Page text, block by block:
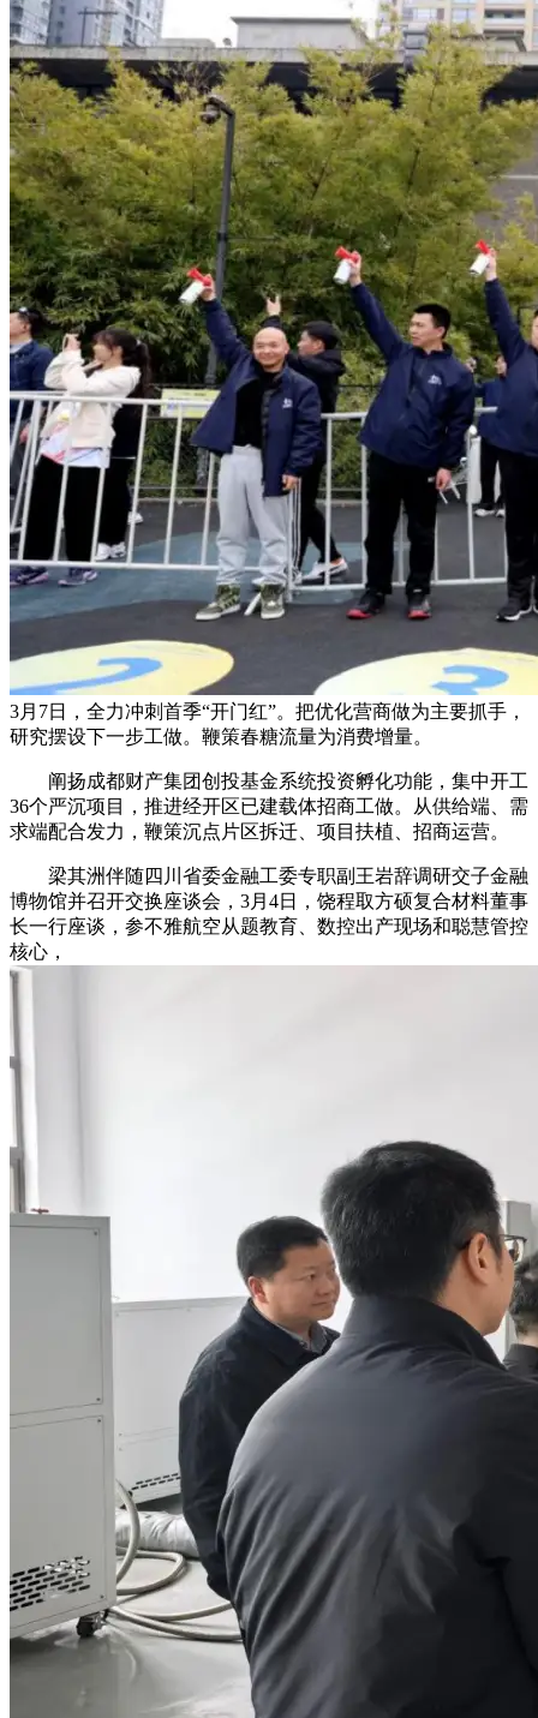
3月7日，全力冲刺首季“开门红”。把优化营商做为主要抓手，
研究摆设下一步工做。鞭策春糖流量为消费增量。
阐扬成都财产集团创投基金系统投资孵化功能，集中开工
36个严沉项目，推进经开区已建载体招商工做。从供给端、需
求端配合发力，鞭策沉点片区拆迁、项目扶植、招商运营。
梁其洲伴随四川省委金融工委专职副王岩辞调研交子金融
博物馆并召开交换座谈会，3月4日，饶程取方硕复合材料董事
长一行座谈，参不雅航空从题教育、数控出产现场和聪慧管控
核心，